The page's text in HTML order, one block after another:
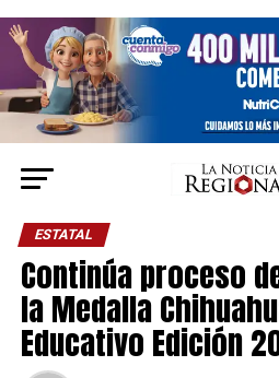
ESTATAL
Continúa proceso
la Medalla
Educativo Edición